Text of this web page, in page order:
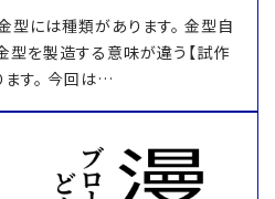
型には種類があります。 金型自
を製造する意味が違う【試作
ます。 今回は…